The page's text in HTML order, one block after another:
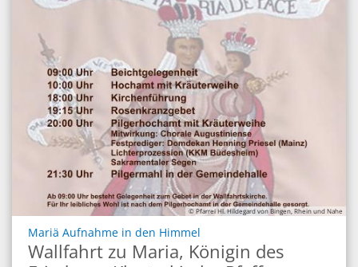
© Pfarrei Hl. Hildegard von Bingen, Rhein und Nahe
Mariä Aufnahme in den Himmel
Wallfahrt zu Maria, Königin des